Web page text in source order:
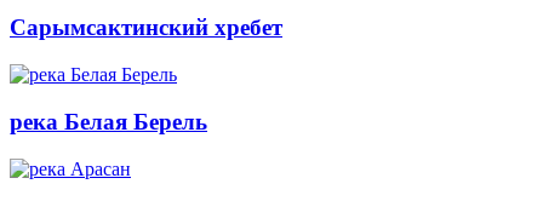
Сарымсактинский хребет
река Белая Берель